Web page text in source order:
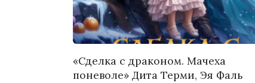
«Сделка с драконом. Мачеха
поневоле» Дита Терми, Эя Фаль